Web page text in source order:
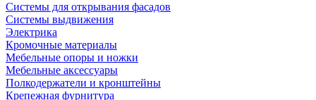
Системы для открывания фасадов
Системы выдвижения
Электрика
Кромочные материалы
Мебельные опоры и ножки
Мебельные аксессуары
Полкодержатели и кронштейны
Крепежная фурнитура